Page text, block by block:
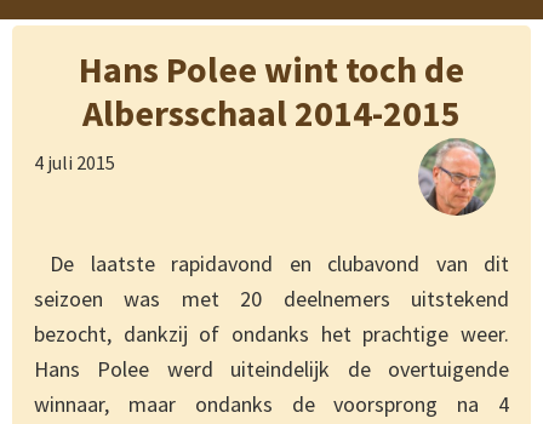
Hans Polee wint toch de
Albersschaal 2014-2015
4 juli 2015
De laatste rapidavond en clubavond van dit
seizoen was met 20 deelnemers uitstekend
bezocht, dankzij of ondanks het prachtige weer.
Hans Polee werd uiteindelijk de overtuigende
winnaar, maar ondanks de voorsprong na 4